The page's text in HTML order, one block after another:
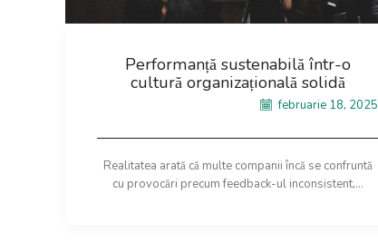
Performanță sustenabilă într-o
cultură organizațională solidă
februarie 18, 2025
Realitatea arată că multe companii încă se confruntă
cu provocări precum feedback-ul inconsistent,...